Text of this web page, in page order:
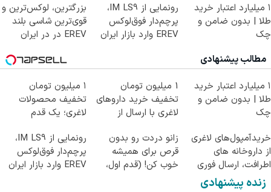
۱ میلیارد اعتبار خرید
طلا | بدون ضامن و
چک
رونمایی از IM LS9،
پرچم‌دار فوق‌لوکس
EREV وارد بازار ایران
بزرگترین، لوکس‌ترین و
قوی‌ترین شاسی بلند
EREV در در ایران
مطالب پیشنهادی
۱ میلیارد اعتبار خرید
طلا | بدون ضامن و
چک
1 میلیون تومان
تخفیف خرید داروهای
لاغری با ارسال از
۱ میلیون تومان
تخفیف محصولات
لاغری؛ یک قدم
کاهش وزن
خریدآمپول‌های لاغری
از داروخانه های
اطرافت، ارسال فوری
همراه با پک یخ!
زانو دردت رو بدون
قرص برای همیشه
خوب کن! (قدم اول،
رونمایی از IM LS9،
پرچم‌دار فوق‌لوکس
EREV وارد بازار ایران
زنده پیشنهادی